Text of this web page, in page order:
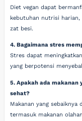
Diet vegan dapat
kebutuhan nutrisi harian,
zat besi.
4. Bagaimana stres
Stres dapat
yang berpotensi
5. Apakah ada
sehat?
Makanan yang
termasuk makanan